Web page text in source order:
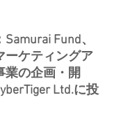
Fund、
ーケティングア
業の企画・開
Ltd.に投